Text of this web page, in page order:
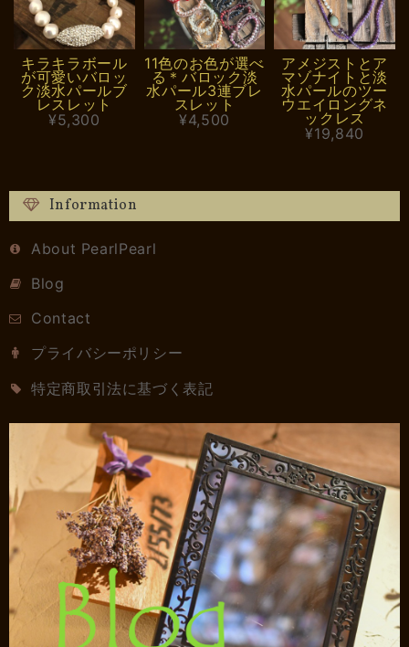
キラキラボール
が可愛いバロッ
ク淡水パールブ
レスレット
¥5,300
11色のお色が選べ
る＊バロック淡
水パール3連ブレ
スレット
¥4,500
アメジストとア
マゾナイトと淡
水パールのツー
ウエイロングネ
ックレス
¥19,840
Information
About PearlPearl
Blog
Contact
プライバシーポリシー
特定商取引法に基づく表記